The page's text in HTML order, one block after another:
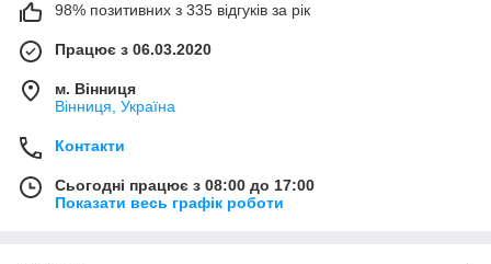
98% позитивних з 335 відгуків за рік
Працює з 06.03.2020
м. Вінниця
Вінниця, Україна
Контакти
Сьогодні працює з 08:00 до 17:00
Показати весь графік роботи